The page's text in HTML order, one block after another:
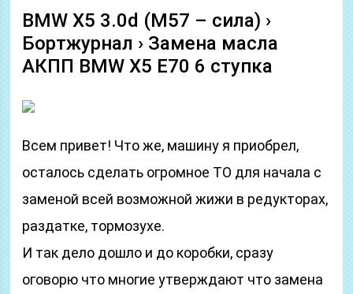
BMW X5 3.0d (M57 – сила) ›
Бортжурнал › Замена масла
АКПП BMW X5 E70 6 ступка
Всем привет! Что же, машину я приобрел,
осталось сделать огромное ТО для начала с
заменой всей возможной жижи в редукторах,
раздатке, тормозухе.
И так дело дошло и до коробки, сразу
оговорю что многие утверждают что замена